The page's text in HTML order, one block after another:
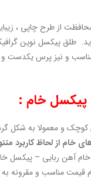
از طرح چاپی ،
طلق پیکسل نوین
و نیز پرس یکدست و
خام :
کوچک و معمولا به شکل
خام از لحاظ کاربرد
آهن ربایی – پیکسل
مناسب و مقرونه